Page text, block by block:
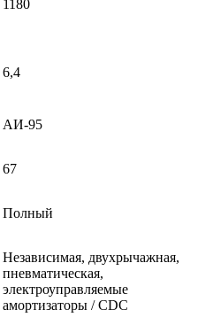
1180
6,4
АИ-95
67
Полный
Независимая, двухрычажная,
пневматическая,
электроуправляемые
амортизаторы / CDC